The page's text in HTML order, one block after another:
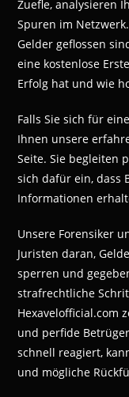
Zuefle, analysieren
Spuren im
Gelder geflossen
eine kostenlose
Erfolg hat und wie
Falls Sie sich für
Ihnen unsere
Seite. Sie begleiten
sich dafür ein, dass
Informationen
Unsere Forensiker
Juristen daran,
sperren und
strafrechtliche
Hexavelofficial.com
und perfide
schnell reagiert,
und mögliche